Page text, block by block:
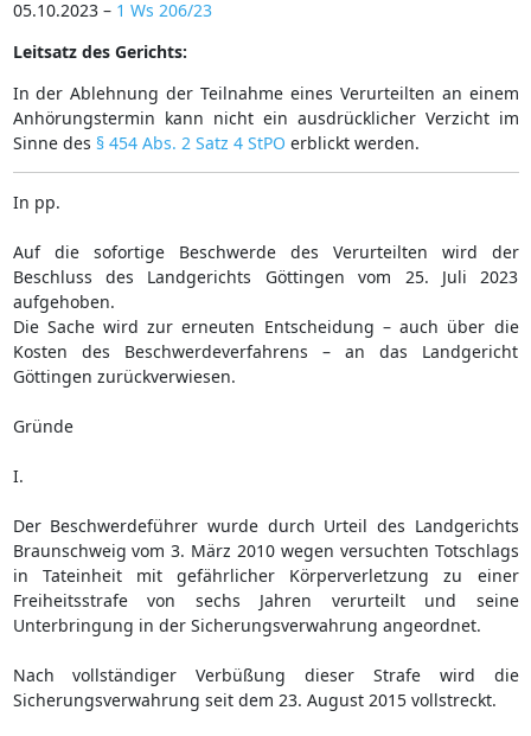
05.10.2023 – 1 Ws 206/23
Leitsatz des Gerichts:
In der Ablehnung der Teilnahme eines Verurteilten an einem
Anhörungstermin kann nicht ein ausdrücklicher Verzicht im
Sinne des § 454 Abs. 2 Satz 4 StPO erblickt werden.
In pp.
Auf die sofortige Beschwerde des Verurteilten wird der
Beschluss des Landgerichts Göttingen vom 25. Juli 2023
aufgehoben.
Die Sache wird zur erneuten Entscheidung – auch über die
Kosten des Beschwerdeverfahrens – an das Landgericht
Göttingen zurückverwiesen.
Gründe
I.
Der Beschwerdeführer wurde durch Urteil des Landgerichts
Braunschweig vom 3. März 2010 wegen versuchten Totschlags
in Tateinheit mit gefährlicher Körperverletzung zu einer
Freiheitsstrafe von sechs Jahren verurteilt und seine
Unterbringung in der Sicherungsverwahrung angeordnet.
Nach vollständiger Verbüßung dieser Strafe wird die
Sicherungsverwahrung seit dem 23. August 2015 vollstreckt.